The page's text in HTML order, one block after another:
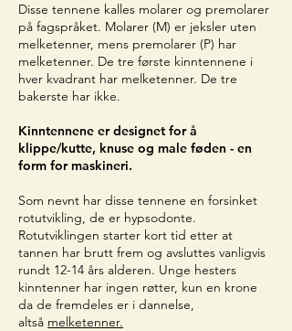
Disse tennene kalles molarer og premolarer
på fagspråket. Molarer (M) er jeksler uten
melketenner, mens premolarer (P) har
melketenner. De tre første kinntennene i
hver kvadrant har melketenner. De tre
bakerste har ikke.
Kinntennene er designet for å
klippe/kutte, knuse og male føden - en
form for maskineri.
Som nevnt har disse tennene en forsinket
rotutvikling, de er hypsodonte.
Rotutviklingen starter kort tid etter at
tannen har brutt frem og avsluttes vanligvis
rundt 12-14 års alderen. Unge hesters
kinntenner har ingen røtter, kun en krone
da de fremdeles er i dannelse,
altså melketenner.